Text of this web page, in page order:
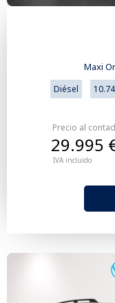
Maxi
Diésel
Precio al
IVA incluido
29.995